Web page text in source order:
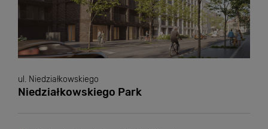
ul. Niedziałkowskiego
Niedziałkowskiego Park